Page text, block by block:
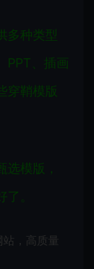
多种类型
PPT、插画
穿鞘模版
模版，
。